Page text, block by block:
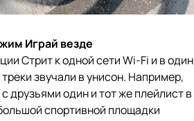
Играй везде
Стрит к одной сети Wi-Fi и в один
звучали в унисон. Например,
друзьями один и тот же плейлист в
спортивной площадки